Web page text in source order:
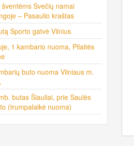
šventėms Svečių namai
– Pasaulio kraštas
Sporto gatvė Vilnius
1 kambario nuoma, Pilaitės
buto nuoma Vilniaus m.
butas Šiauliai, prie Saulės
(trumpalaikė nuoma)